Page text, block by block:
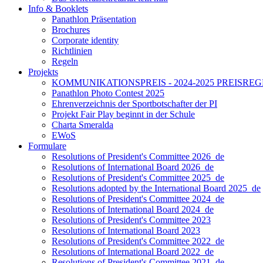
Info & Booklets
Panathlon Präsentation
Brochures
Corporate identity
Richtlinien
Regeln
Projekts
KOMMUNIKATIONSPREIS - 2024-2025
Panathlon Photo Contest 2025
Ehrenverzeichnis der Sportbotschafter der PI
Projekt Fair Play beginnt in der Schule
Charta Smeralda
EWoS
Formulare
Resolutions of President's Committee 2026_de
Resolutions of International Board 2026_de
Resolutions of President's Committee 2025_de
Resolutions adopted by the International Board 2025_de
Resolutions of President's Committee 2024_de
Resolutions of International Board 2024_de
Resolutions of President's Committee 2023
Resolutions of International Board 2023
Resolutions of President's Committee 2022_de
Resolutions of International Board 2022_de